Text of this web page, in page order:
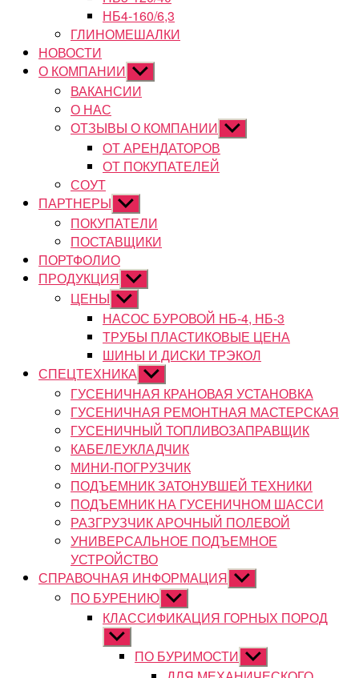
НБ4-160/6,3
ГЛИНОМЕШАЛКИ
НОВОСТИ
О КОМПАНИИ Показывать
подменю
ВАКАНСИИ
О НАС
ОТЗЫВЫ О КОМПАНИИ Показывать
подменю
ОТ АРЕНДАТОРОВ
ОТ ПОКУПАТЕЛЕЙ
СОУТ
ПАРТНЕРЫ Показывать
подменю
ПОКУПАТЕЛИ
ПОСТАВЩИКИ
ПОРТФОЛИО
ПРОДУКЦИЯ Показывать
подменю
ЦЕНЫ Показывать
подменю
НАСОС БУРОВОЙ НБ-4, НБ-3
ТРУБЫ ПЛАСТИКОВЫЕ ЦЕНА
ШИНЫ И ДИСКИ ТРЭКОЛ
СПЕЦТЕХНИКА Показывать
подменю
ГУСЕНИЧНАЯ КРАНОВАЯ УСТАНОВКА
ГУСЕНИЧНАЯ РЕМОНТНАЯ МАСТЕРСКАЯ
ГУСЕНИЧНЫЙ ТОПЛИВОЗАПРАВЩИК
КАБЕЛЕУКЛАДЧИК
МИНИ-ПОГРУЗЧИК
ПОДЪЕМНИК ЗАТОНУВШЕЙ ТЕХНИКИ
ПОДЪЕМНИК НА ГУСЕНИЧНОМ ШАССИ
РАЗГРУЗЧИК АРОЧНЫЙ ПОЛЕВОЙ
УНИВЕРСАЛЬНОЕ ПОДЪЕМНОЕ
УСТРОЙСТВО
СПРАВОЧНАЯ ИНФОРМАЦИЯ Показывать
подменю
ПО БУРЕНИЮ Показывать
подменю
КЛАССИФИКАЦИЯ ГОРНЫХ ПОРОД
Показывать
подменюПО БУРИМОСТИ Показывать
подменю